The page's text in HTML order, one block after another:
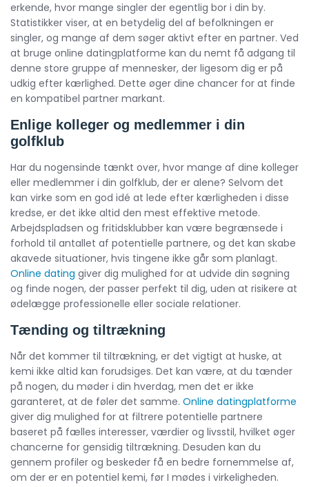
erkende, hvor mange singler der egentlig bor i din by.
Statistikker viser, at en betydelig del af befolkningen er
singler, og mange af dem søger aktivt efter en partner. Ved
at bruge online datingplatforme kan du nemt få adgang til
denne store gruppe af mennesker, der ligesom dig er på
udkig efter kærlighed. Dette øger dine chancer for at finde
en kompatibel partner markant.
Enlige kolleger og medlemmer i din
golfklub
Har du nogensinde tænkt over, hvor mange af dine kolleger
eller medlemmer i din golfklub, der er alene? Selvom det
kan virke som en god idé at lede efter kærligheden i disse
kredse, er det ikke altid den mest effektive metode.
Arbejdspladsen og fritidsklubber kan være begrænsede i
forhold til antallet af potentielle partnere, og det kan skabe
akavede situationer, hvis tingene ikke går som planlagt.
Online dating giver dig mulighed for at udvide din søgning
og finde nogen, der passer perfekt til dig, uden at risikere at
ødelægge professionelle eller sociale relationer.
Tænding og tiltrækning
Når det kommer til tiltrækning, er det vigtigt at huske, at
kemi ikke altid kan forudsiges. Det kan være, at du tænder
på nogen, du møder i din hverdag, men det er ikke
garanteret, at de føler det samme. Online datingplatforme
giver dig mulighed for at filtrere potentielle partnere
baseret på fælles interesser, værdier og livsstil, hvilket øger
chancerne for gensidig tiltrækning. Desuden kan du
gennem profiler og beskeder få en bedre fornemmelse af,
om der er en potentiel kemi, før I mødes i virkeligheden.